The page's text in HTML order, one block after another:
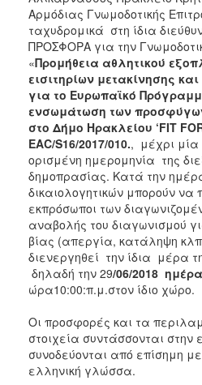
Αρμόδιας Γνωμοδοτικής
ταχυδρομικά στη ίδια
ΠΡΟΣΦΟΡΑ για την
«Προμήθεια αθλητικού
εισιτηρίων μετακίνησης
για το Ευρωπαϊκό
ενσωμάτωση των
στο Δήμο Ηρακλείου ‘FIT
EAC/S16/2017/010., μέχρι μία
ορισμένη ημερομηνία της
δημοπρασίας. Κατά την
δικαιολογητικών μπορούν να
εκπρόσωποι των
αναβολής του διαγωνισμού
βίας (απεργία, κατάληψη
διενεργηθεί την ίδια μέρα
δηλαδή την 29/06/2018
ώρα10:00:π.μ.στον ίδιο χώρο.
Οι προσφορές και τα
στοιχεία συντάσσονται
συνοδεύονται από επίσημη
ελληνική γλώσσα.